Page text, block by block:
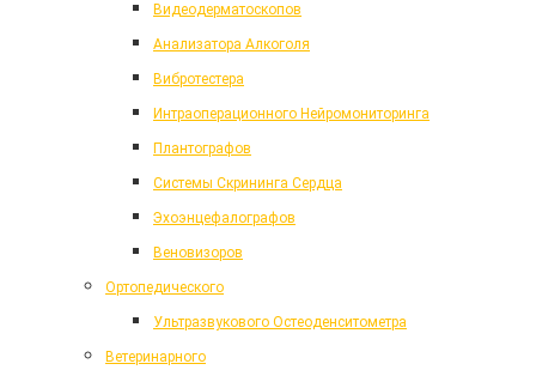
Видеодерматоскопов
Анализатора Алкоголя
Вибротестера
Интраоперационного Нейромониторинга
Плантографов
Системы Скрининга Сердца
Эхоэнцефалографов
Веновизоров
Ортопедического
Ультразвукового Остеоденситометра
Ветеринарного